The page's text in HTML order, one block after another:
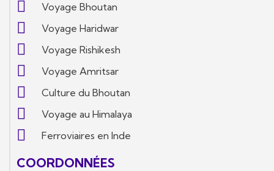
Voyage Bhoutan
Voyage Haridwar
Voyage Rishikesh
Voyage Amritsar
Culture du Bhoutan
Voyage au Himalaya
Ferroviaires en Inde
COORDONNÉES